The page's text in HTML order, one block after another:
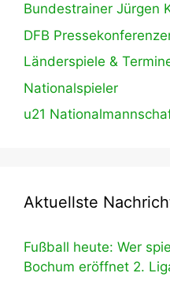
Bundestrainer Jürgen
DFB
Länderspiele &
Nationalspieler
u21
Aktuellste
Fußball heute: Wer
Bochum eröffnet 2.